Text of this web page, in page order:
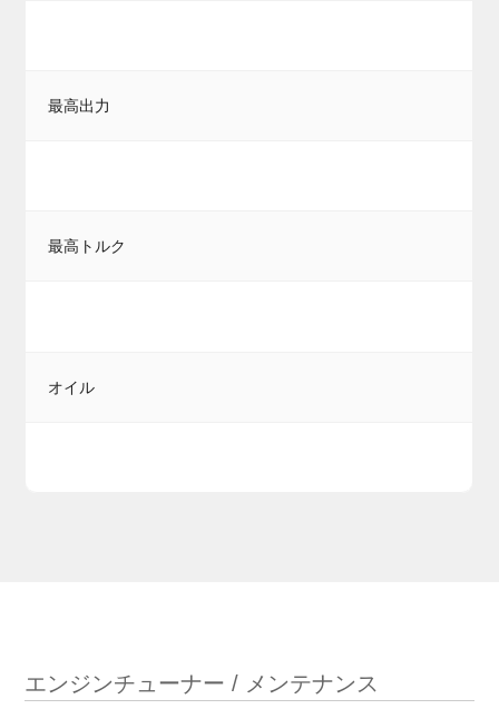
最高出力
最高トルク
オイル
エンジンチューナー / メンテナンス